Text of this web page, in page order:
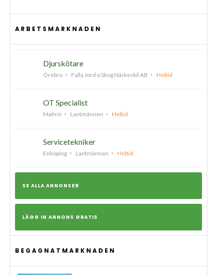
ARBETSMARKNADEN
Djurskötare
Örebro Falla Jord o Skog Närkeskil AB Heltid
OT Specialist
Malmö Lantmännen Heltid
Servicetekniker
Enköping Lantmännen Heltid
SE ALLA ANNONSER
LÄGG IN ANNONS GRATIS
BEGAGNATMARKNADEN